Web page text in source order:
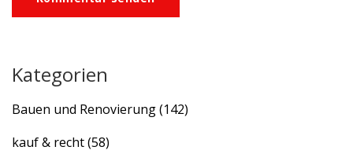
Kategorien
Bauen und Renovierung(142)
kauf & recht(58)